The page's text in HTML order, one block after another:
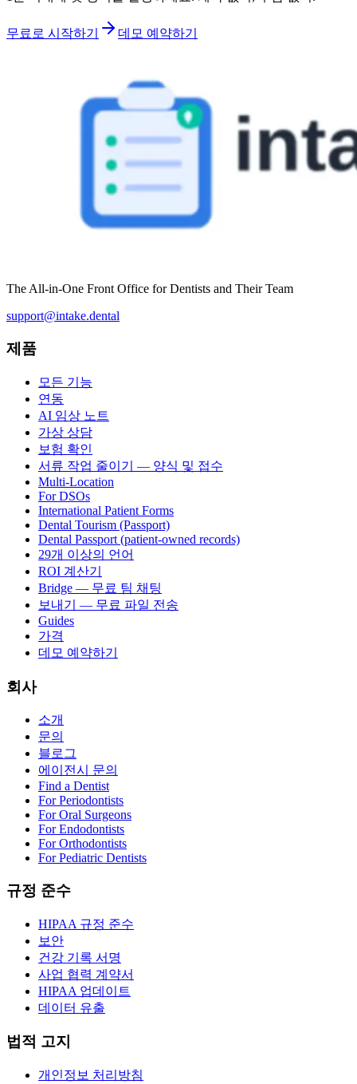
무료로 시작하기 데모 예약하기
The All-in-One Front Office for Dentists and Their Team
support@intake.dental
제품
모든 기능
연동
AI 임상 노트
가상 상담
보험 확인
서류 작업 줄이기 — 양식 및 접수
Multi-Location
For DSOs
International Patient Forms
Dental Tourism (Passport)
Dental Passport (patient-owned records)
29개 이상의 언어
ROI 계산기
Bridge — 무료 팀 채팅
보내기 — 무료 파일 전송
Guides
가격
데모 예약하기
회사
소개
문의
블로그
에이전시 문의
Find a Dentist
For Periodontists
For Oral Surgeons
For Endodontists
For Orthodontists
For Pediatric Dentists
규정 준수
HIPAA 규정 준수
보안
건강 기록 서명
사업 협력 계약서
HIPAA 업데이트
데이터 유출
법적 고지
개인정보 처리방침